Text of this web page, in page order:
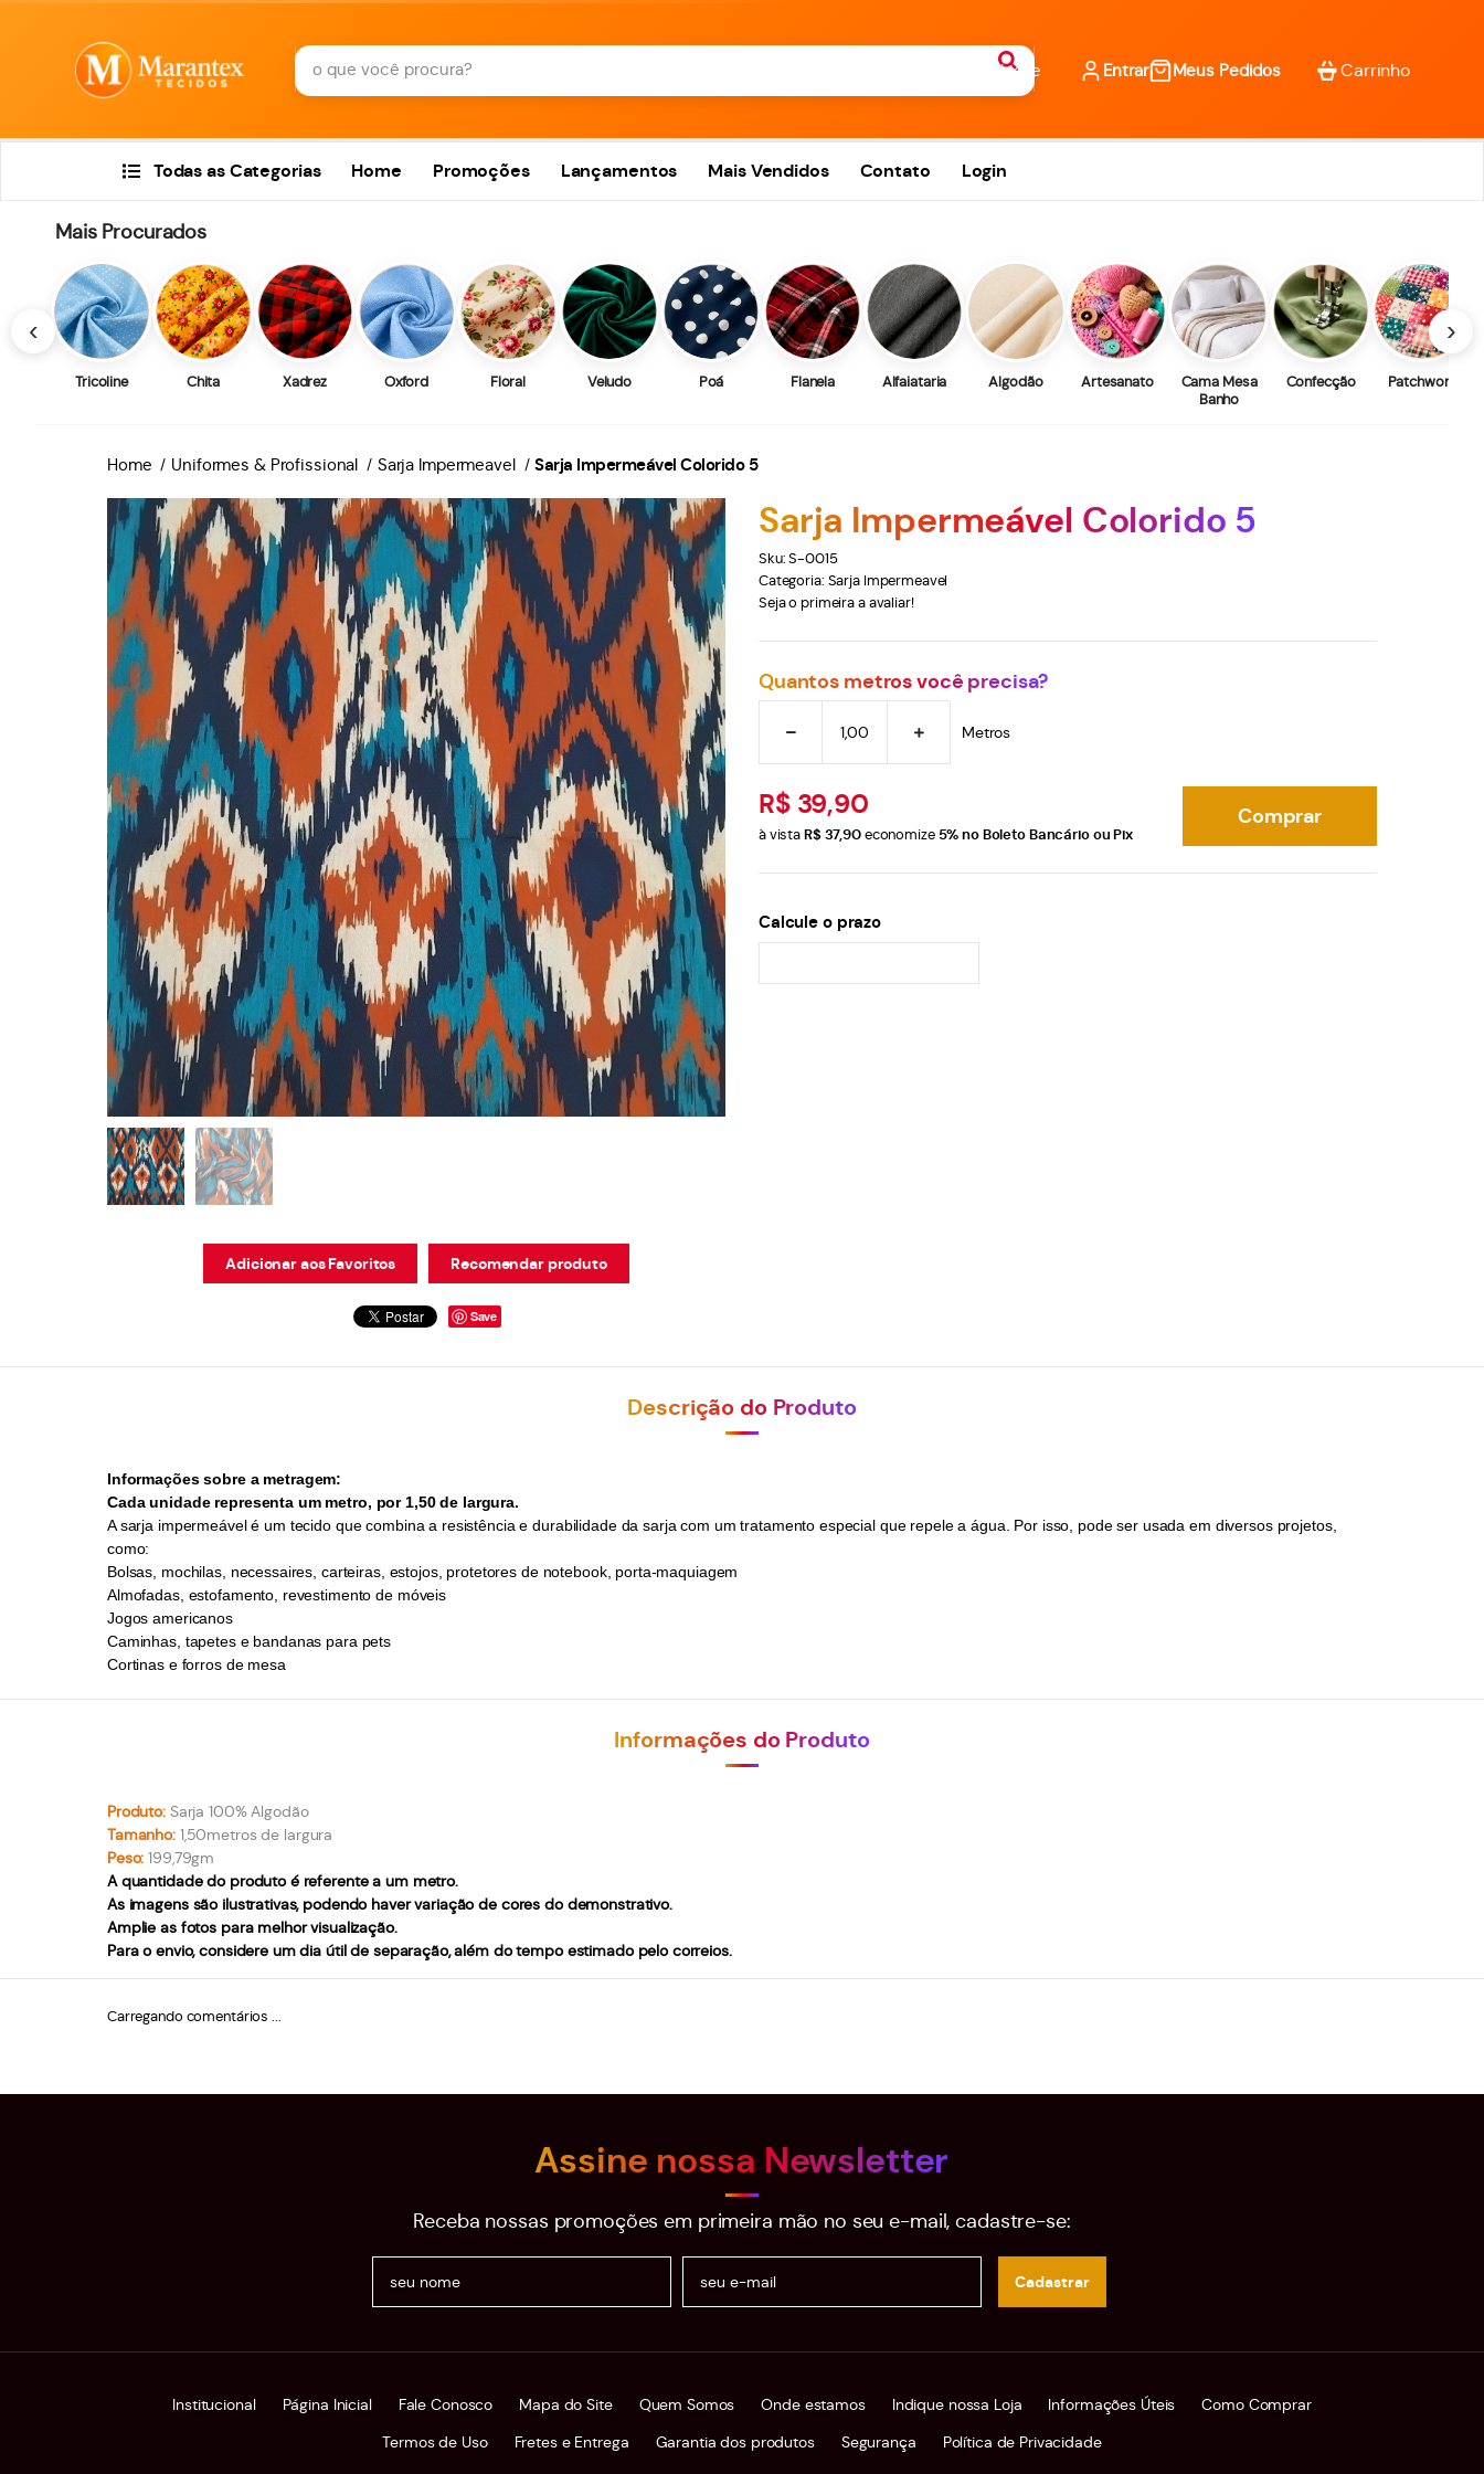
Entrar Meus Pedidos
Todas as Categorias Home Promoções Lançamentos Mais Vendidos Contato Login
‹
Mais Procurados
Tricoline Chita Xadrez Oxford Floral Veludo Poá Flanela Alfaiataria Algodão Artesanato
Cama Mesa
Banho
Confecção Patchwork
›
Home Uniformes & Profissional Sarja Impermeavel Sarja Impermeável Colorido 5
Adicionar aos Favoritos Recomendar produto
Save
Sarja Impermeável Colorido 5
Sku:S-0015
Categoria: Sarja Impermeavel
Seja o primeira a avaliar!
Quantos metros você precisa?
Metros
R$ 39,90
à vistaR$ 37,90economize 5%no Boleto Bancário ou Pix
Comprar
Calcule o prazo
Descrição do Produto
Informações sobre a metragem:
Cada unidade representa um metro, por 1,50 de largura.
A sarja impermeável é um tecido que combina a resistência e durabilidade da sarja com um tratamento especial que repele a água. Por isso, pode ser usada em diversos projetos,
como:
Bolsas, mochilas, necessaires, carteiras, estojos, protetores de notebook, porta-maquiagem
Almofadas, estofamento, revestimento de móveis
Jogos americanos
Caminhas, tapetes e bandanas para pets
Cortinas e forros de mesa
Informações do Produto
Produto: Sarja 100% Algodão
Tamanho: 1,50metros de largura
Peso: 199,79gm
A quantidade do produto é referente a um metro.
As imagens são ilustrativas, podendo haver variação de cores do demonstrativo.
Amplie as fotos para melhor visualização.
Para o envio, considere um dia útil de separação, além do tempo estimado pelo correios.
Carregando comentários ...
Assine nossa Newsletter
Receba nossas promoções em primeira mão no seu e-mail, cadastre-se:
Cadastrar
Institucional Página Inicial Fale Conosco Mapa do Site Quem Somos Onde estamos Indique nossa Loja Informações Úteis
Como Comprar
Termos de Uso
Fretes e Entrega Garantia dos produtos Segurança Política de Privacidade